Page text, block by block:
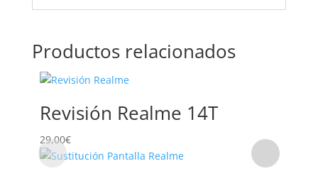
Productos relacionados
Revisión Realme 14T
29,00€